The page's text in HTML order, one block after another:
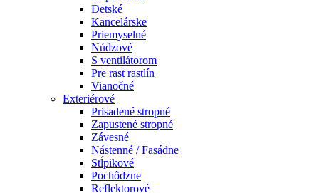
Detské
Kancelárske
Priemyselné
Núdzové
S ventilátorom
Pre rast rastlín
Vianočné
Exteriérové
Prisadené stropné
Zapustené stropné
Závesné
Nástenné / Fasádne
Stĺpikové
Pochôdzne
Reflektorové